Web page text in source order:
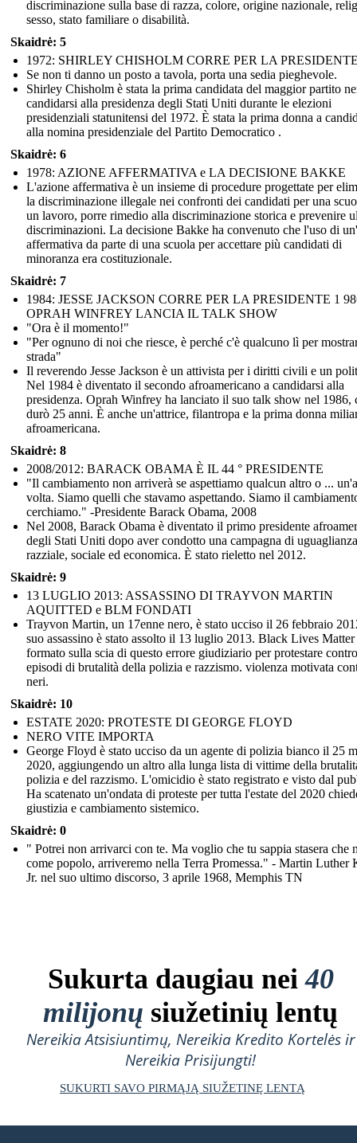
discriminazione sulla base di razza, colore, origine nazionale,
sesso, stato familiare o disabilità.
Skaidrė: 5
1972: SHIRLEY CHISHOLM CORRE PER LA
Se non ti danno un posto a tavola, porta una sedia pieghevole.
Shirley Chisholm è stata la prima candidata del maggior partito
candidarsi alla presidenza degli Stati Uniti durante le elezioni
presidenziali statunitensi del 1972. È stata la prima donna a
alla nomina presidenziale del Partito Democratico .
Skaidrė: 6
1978: AZIONE AFFERMATIVA e LA DECISIONE BAKKE
L'azione affermativa è un insieme di procedure progettate per
la discriminazione illegale nei confronti dei candidati per una
un lavoro, porre rimedio alla discriminazione storica e prevenire
discriminazioni. La decisione Bakke ha convenuto che l'uso di
affermativa da parte di una scuola per accettare più candidati di
minoranza era costituzionale.
Skaidrė: 7
1984: JESSE JACKSON CORRE PER LA PRESIDENTE 1
OPRAH WINFREY LANCIA IL TALK SHOW
"Ora è il momento!"
"Per ognuno di noi che riesce, è perché c'è qualcuno lì per
strada"
Il reverendo Jesse Jackson è un attivista per i diritti civili e un
Nel 1984 è diventato il secondo afroamericano a candidarsi alla
presidenza. Oprah Winfrey ha lanciato il suo talk show nel 1986,
durò 25 anni. È anche un'attrice, filantropa e la prima donna
afroamericana.
Skaidrė: 8
2008/2012: BARACK OBAMA È IL 44 ° PRESIDENTE
"Il cambiamento non arriverà se aspettiamo qualcun altro o ...
volta. Siamo quelli che stavamo aspettando. Siamo il
cerchiamo." -Presidente Barack Obama, 2008
Nel 2008, Barack Obama è diventato il primo presidente
degli Stati Uniti dopo aver condotto una campagna di uguaglianza
razziale, sociale ed economica. È stato rieletto nel 2012.
Skaidrė: 9
13 LUGLIO 2013: ASSASSINO DI TRAYVON MARTIN
AQUITTED e BLM FONDATI
Trayvon Martin, un 17enne nero, è stato ucciso il 26 febbraio
suo assassino è stato assolto il 13 luglio 2013. Black Lives Matter
formato sulla scia di questo errore giudiziario per protestare
episodi di brutalità della polizia e razzismo. violenza motivata
neri.
Skaidrė: 10
ESTATE 2020: PROTESTE DI GEORGE FLOYD
NERO VITE IMPORTA
George Floyd è stato ucciso da un agente di polizia bianco il 25
2020, aggiungendo un altro alla lunga lista di vittime della
polizia e del razzismo. L'omicidio è stato registrato e visto dal
Ha scatenato un'ondata di proteste per tutta l'estate del 2020
giustizia e cambiamento sistemico.
Skaidrė: 0
" Potrei non arrivarci con te. Ma voglio che tu sappia stasera che
come popolo, arriveremo nella Terra Promessa." - Martin Luther
Jr. nel suo ultimo discorso, 3 aprile 1968, Memphis TN
Sukurta daugiau nei40
milijonų siužetinių lentų
Nereikia Atsisiuntimų, Nereikia Kredito Kortelės ir
Nereikia Prisijungti!
SUKURTI SAVO PIRMĄJĄ SIUŽETINĘ LENTĄ